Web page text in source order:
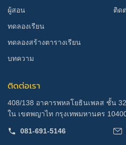
ผู้สอน
ทดลองเรียน
ทดลองสร้างตารางเรียน
บทความ
ติด
ติดต่อเรา
408/138 อาคารพหลโยธินเพลส ชั้น
ใน เขตพญาไท กรุงเทพมหานคร
081-691-5146